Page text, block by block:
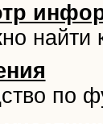
найти
по